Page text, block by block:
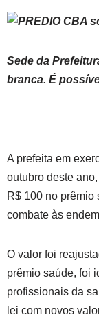
Sede da
branca. É
A prefeita em
outubro deste
R$ 100 no prêmio
combate às
O valor foi
prêmio saúde, foi
profissionais da
lei com novos